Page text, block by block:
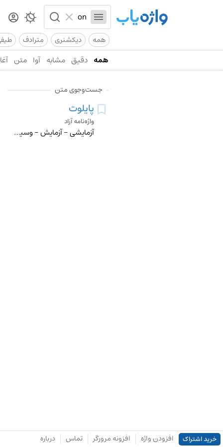
همه دیکشنری مترادف
همه دقیق مشابه آوا متن
جست‌وجوی متن
پایلوت
واژه‌نامه آزاد
آزمایشی - آزمایش - وسیله تثبیت مسیر - وسیله تنظیم و میزان کردن - راهنمایی - سیستم هدایت - هدایت کننده - مشعل کوچک(اجاق گاز و آبگرمکن دیواری) - سکان - فرماندهی -
خرید اشتراک افزودن واژه افزونه مرورگر تماس درباره